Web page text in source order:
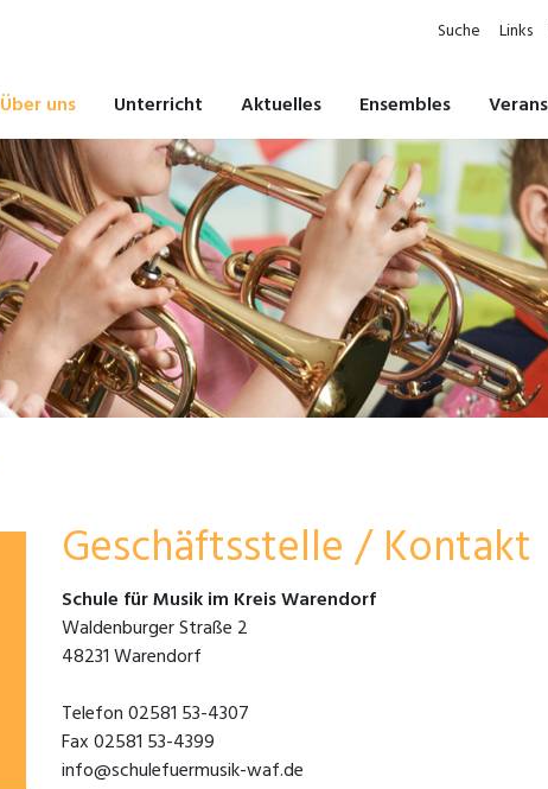
Links
Suche
Über uns Unterricht Aktuelles Ensembles
Geschäftsstelle / Kontakt
Schule für Musik im Kreis Warendorf
Waldenburger Straße 2
48231 Warendorf
Telefon 02581 53-4307
Fax 02581 53-4399
info@schulefuermusik-waf.de